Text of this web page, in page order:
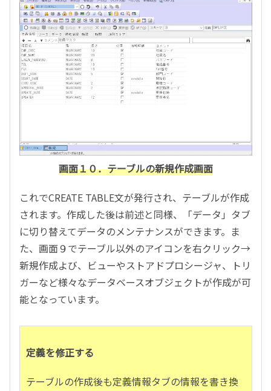
画面１０．テーブルの新規作成画面
これでCREATE TABLE文が発行され、テーブルが作成
されます。作成した後は前述と同様、「データ」タブ
に切り替えてデータのメンテナンスができます。ま
た、画面９でテーブル以外のアイコンを右クリック→
新規作成よび、ビューやストアドプロシージャ、トリ
ガーなど様々なデータベースオブジェクトが作成が可
能となっています。
定義を修正する
テーブルの作成後も定義情報タブの情報を書き換